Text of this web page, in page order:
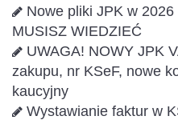
Nowe pliki JPK w
MUSISZ WIEDZIEĆ
UWAGA! NOWY JPK
zakupu, nr KSeF, nowe
kaucyjny
Wystawianie faktur w